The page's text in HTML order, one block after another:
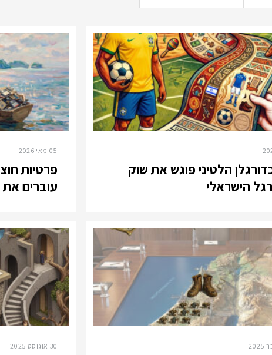
הלטיני פוגש את שוק
הישראלי
05 מאי 2026
פרטיות
עוברים את
30 אוגוסט 2025